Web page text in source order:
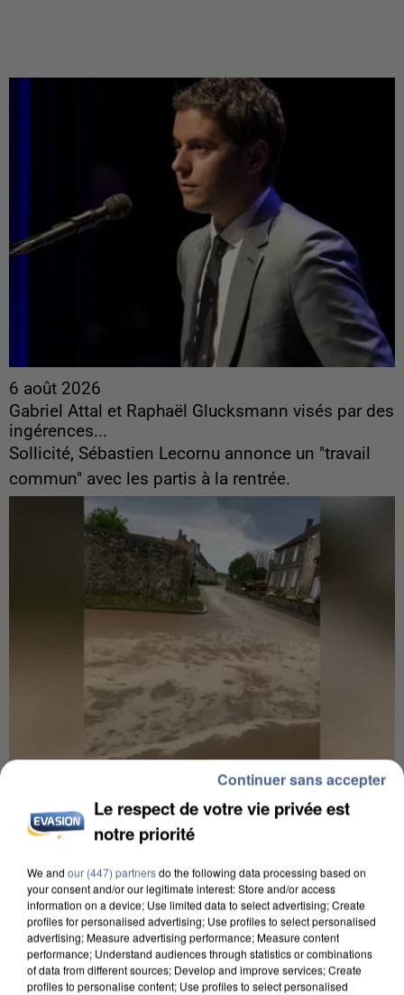
6 août 2026
Gabriel Attal et Raphaël Glucksmann visés par des
ingérences...
Sollicité, Sébastien Lecornu annonce un "travail
commun" avec les partis à la rentrée.
6 août 2026
Une touriste de l’Oise emportée par une coulée de
boue en Haute-Savoie
Son corps a été retrouvé à cinq kilomètres de là.
Le respect de votre vie privée est
notre priorité
We and our (447) partnersdo the following data processing based on
your consent and/or our legitimate interest: Store and/or access
information on a device; Use limited data to select advertising; Create
profiles for personalised advertising; Use profiles to select personalised
advertising; Measure advertising performance; Measure content
performance; Understand audiences through statistics or combinations
of data from different sources; Develop and improve services; Create
profiles to personalise content; Use profiles to select personalised
Continuer sans accepter